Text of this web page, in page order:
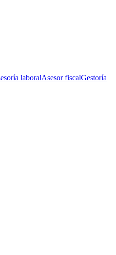
laboralAsesor fiscalGestoría